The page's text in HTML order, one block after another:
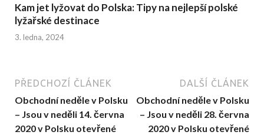
Kam jet lyžovat do Polska: Tipy na nejlepší polské
lyžařské destinace
3. ledna, 2024
PŘEDCHOZÍ ČLÁNEK
Obchodní neděle v Polsku
– Jsou v neděli 14. června
2020 v Polsku otevřené
DALŠÍ ČLÁNEK
Obchodní neděle v Polsku
– Jsou v neděli 28. června
2020 v Polsku otevřené